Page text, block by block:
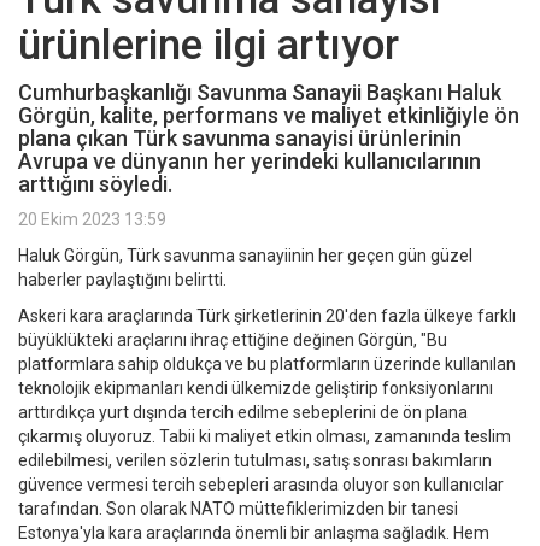
ürünlerine ilgi artıyor
Cumhurbaşkanlığı Savunma Sanayii Başkanı Haluk
Görgün, kalite, performans ve maliyet etkinliğiyle ön
plana çıkan Türk savunma sanayisi ürünlerinin
Avrupa ve dünyanın her yerindeki kullanıcılarının
arttığını söyledi.
20 Ekim 2023 13:59
Haluk Görgün, Türk savunma sanayiinin her geçen gün güzel
haberler paylaştığını belirtti.
Askeri kara araçlarında Türk şirketlerinin 20'den fazla ülkeye farklı
büyüklükteki araçlarını ihraç ettiğine değinen Görgün, "Bu
platformlara sahip oldukça ve bu platformların üzerinde kullanılan
teknolojik ekipmanları kendi ülkemizde geliştirip fonksiyonlarını
arttırdıkça yurt dışında tercih edilme sebeplerini de ön plana
çıkarmış oluyoruz. Tabii ki maliyet etkin olması, zamanında teslim
edilebilmesi, verilen sözlerin tutulması, satış sonrası bakımların
güvence vermesi tercih sebepleri arasında oluyor son kullanıcılar
tarafından. Son olarak NATO müttefiklerimizden bir tanesi
Estonya'yla kara araçlarında önemli bir anlaşma sağladık. Hem